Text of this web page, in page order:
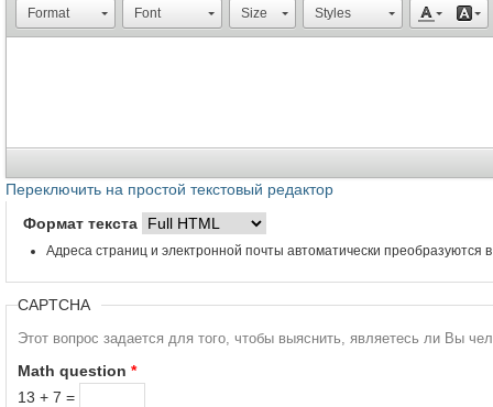
Format Font Size Styles
Переключить на простой текстовый редактор
Формат текста
Адреса страниц и электронной почты автоматически преобразуются
CAPTCHA
Этот вопрос задается для того, чтобы выяснить, являетесь ли Вы
Math question *
13 + 7 =